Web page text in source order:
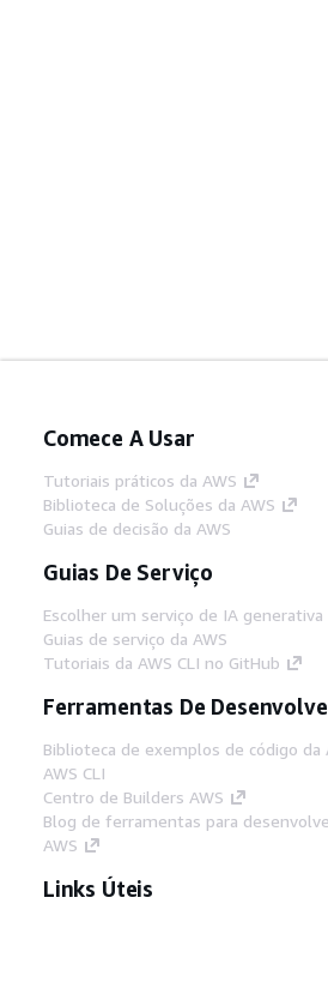
Comece A Usar
Tutoriais práticos da AWS
Biblioteca de Soluções da AWS
Guias de decisão da AWS
Guias De Serviço
Escolher um serviço de IA generativa
Guias de serviço da AWS
Tutoriais da AWS CLI no GitHub
Ferramentas De
Biblioteca de exemplos de código da
AWS CLI
Centro de Builders AWS
Blog de ferramentas para
AWS
Links Úteis